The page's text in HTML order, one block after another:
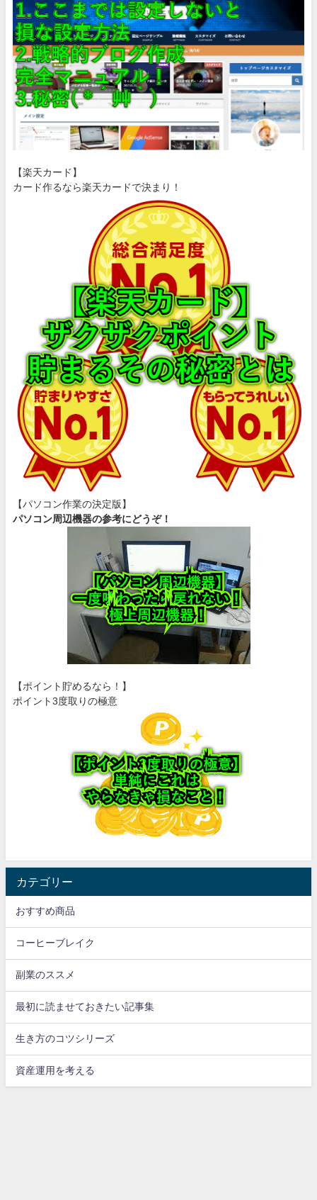
【楽天カード】
カード作るなら楽天カードで決まり！
【パソコン作業の決定版】
パソコン周辺機器の参考にどうぞ！
【ポイント貯めるなら！】
ポイント3度取りの極意
カテゴリー
おすすめ商品
コーヒーブレイク
副業のススメ
最初に読ませておきたい記事集
生き方のコツシリーズ
資産運用を考える